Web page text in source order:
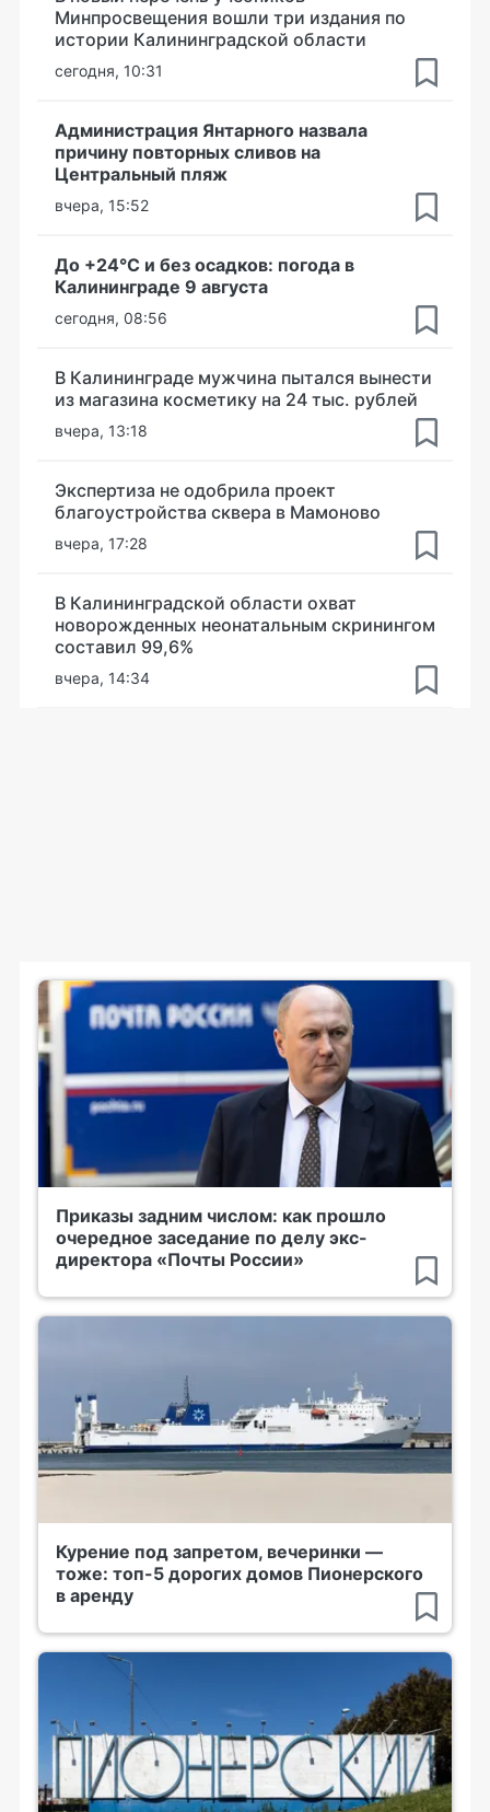
Минпросвещения вошли три издания по
истории Калининградской области
сегодня, 10:31
Администрация Янтарного назвала
причину повторных сливов на
Центральный пляж
вчера, 15:52
До +24°С и без осадков: погода в
Калининграде 9 августа
сегодня, 08:56
В Калининграде мужчина пытался вынести
из магазина косметику на 24 тыс. рублей
вчера, 13:18
Экспертиза не одобрила проект
благоустройства сквера в Мамоново
вчера, 17:28
В Калининградской области охват
новорожденных неонатальным скринингом
составил 99,6%
вчера, 14:34
Приказы задним числом: как прошло
очередное заседание по делу экс-
директора «Почты России»
Курение под запретом, вечеринки —
тоже: топ-5 дорогих домов Пионерского
в аренду